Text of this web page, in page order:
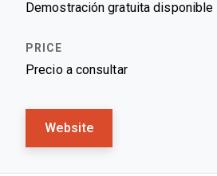
Demostración gratuita disponible
Precio a consultar
Website